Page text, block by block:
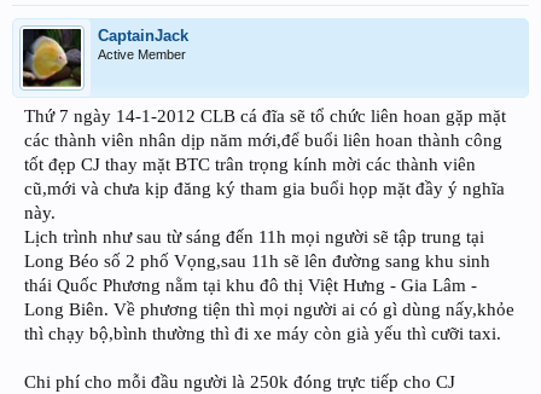
CaptainJack
Active Member
Thứ 7 ngày 14-1-2012 CLB cá đĩa sẽ tổ chức liên hoan gặp mặt
các thành viên nhân dịp năm mới,để buổi liên hoan thành công
tốt đẹp CJ thay mặt BTC trân trọng kính mời các thành viên
cũ,mới và chưa kịp đăng ký tham gia buổi họp mặt đầy ý nghĩa
này.
Lịch trình như sau từ sáng đến 11h mọi người sẽ tập trung tại
Long Béo số 2 phố Vọng,sau 11h sẽ lên đường sang khu sinh
thái Quốc Phương nằm tại khu đô thị Việt Hưng - Gia Lâm -
Long Biên. Về phương tiện thì mọi người ai có gì dùng nấy,khỏe
thì chạy bộ,bình thường thì đi xe máy còn già yếu thì cưỡi taxi.
Chi phí cho mỗi đầu người là 250k đóng trực tiếp cho CJ